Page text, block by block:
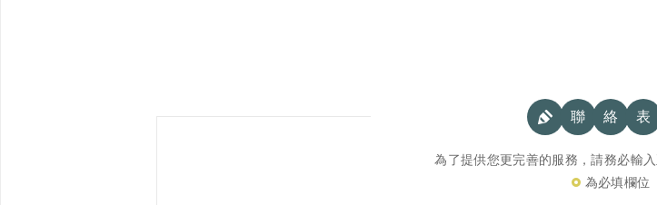
聯 絡 表
為了提供您更完善的服務，請務必輸入
為必填欄位